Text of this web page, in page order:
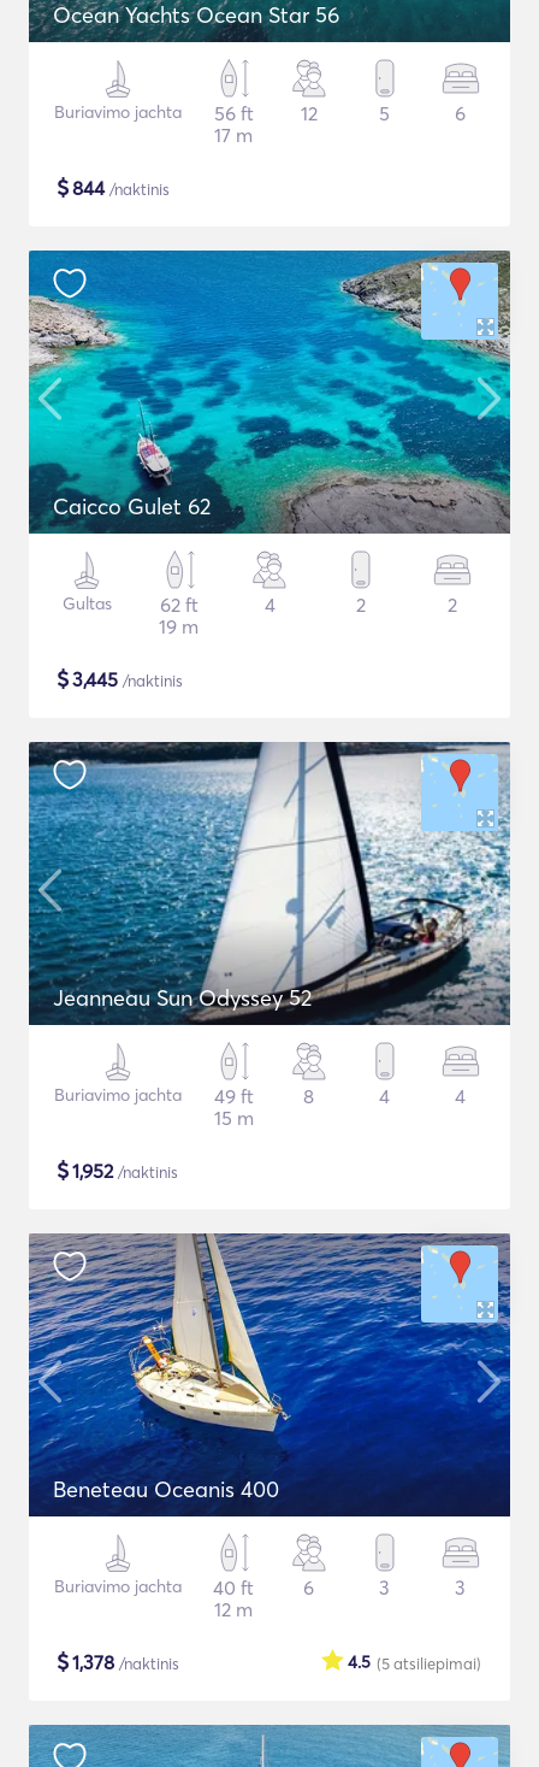
Ocean Yachts Ocean Star 56
Buriavimo jachta
56 ft
17 m
12 5 6
$844/naktinis
Caicco Gulet 62
Gultas
62 ft
19 m
4 2 2
$3,445 /naktinis
Jeanneau Sun Odyssey 52
Buriavimo jachta
49 ft
15 m
8 4 4
$1,952/naktinis
Beneteau Oceanis 400
Buriavimo jachta
40 ft
12 m
6 3 3
$1,378 /naktinis (5atsiliepimai)
4.5